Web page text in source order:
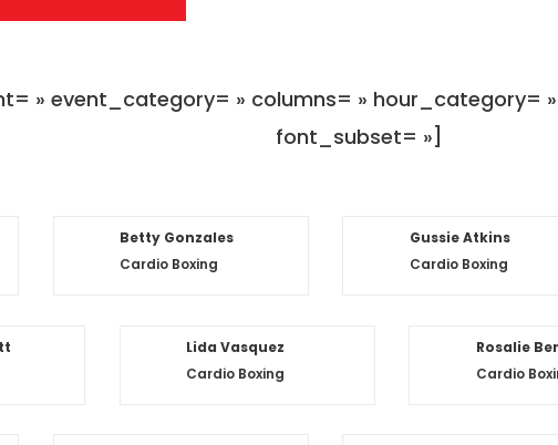
» event_category= » columns= » hour_category= »
font_subset= »]
Betty Gonzales
Cardio Boxing
Gussie Atkins
Cardio Boxing
Lida Vasquez
Cardio Boxing
Rosalie
Cardio